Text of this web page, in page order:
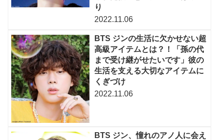
り
2022.11.06
BTS ジンの生活に欠かせない超
高級アイテムとは？！「孫の代
まで受け継がせたいです」彼の
生活を支える大切なアイテムに
くぎづけ
2022.11.06
BTS ジン、憧れのアノ人に会え